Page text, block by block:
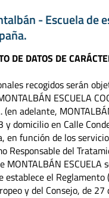
- Escuela de
DE DATOS DE
recogidos serán
ESCUELA
(en adelante,
y domicilio en Calle
en función de los
Responsable del
MONTALBÁN ESCUELA
establece el
y del Consejo, de